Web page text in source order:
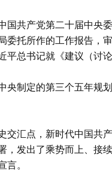
国共产党第二十届中央
委托所作的工作报告，
平总书记就《建议（讨
央制定的第三个五年规
交汇点，新时代中国共
，发出了乘势而上、接
言。